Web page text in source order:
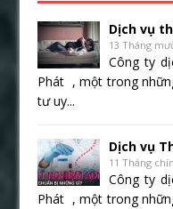
Dịch vụ
13 Tháng
Công ty
Phát , một trong
tư uy...
Dịch vụ
11 Tháng
Công ty
Phát , một trong